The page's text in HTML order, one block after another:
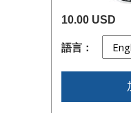
10.00 USD
語言：